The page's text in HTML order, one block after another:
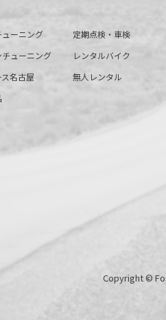
ーニング
ューニング
名古屋
定期点検・車検
レンタルバイク
無人レンタル
Copyright ©